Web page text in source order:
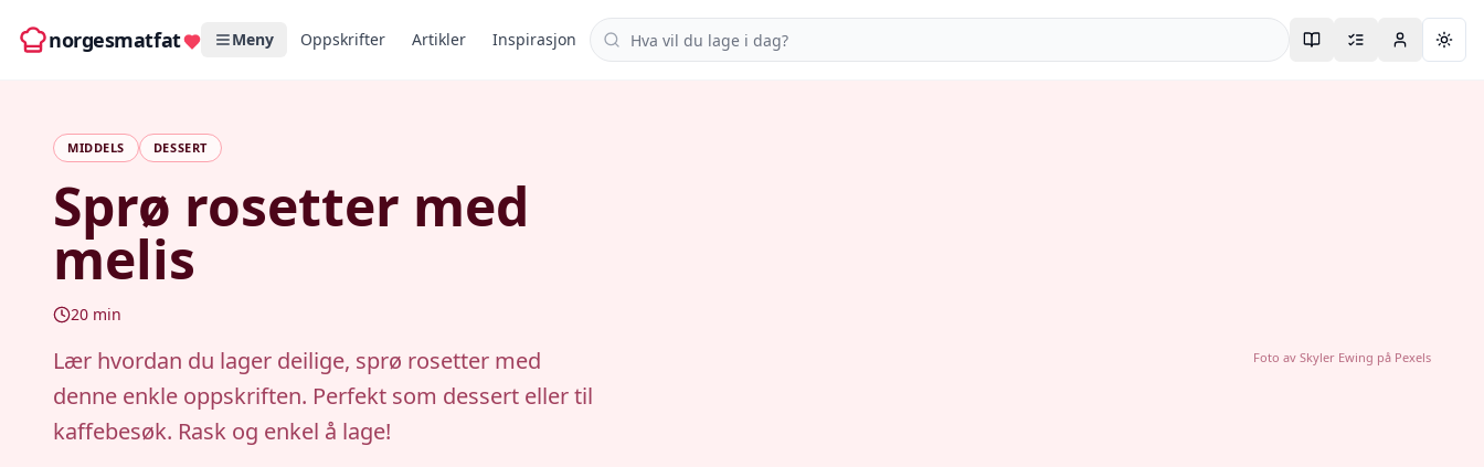
norgesmatfat Meny Oppskrifter Artikler Inspirasjon Søk i oppskrifter
MIDDELS DESSERT
Sprø rosetter med
melis
20 min
Lær hvordan du lager deilige, sprø rosetter med
denne enkle oppskriften. Perfekt som dessert eller til
kaffebesøk. Rask og enkel å lage!
Foto av Skyler Ewing på Pexels